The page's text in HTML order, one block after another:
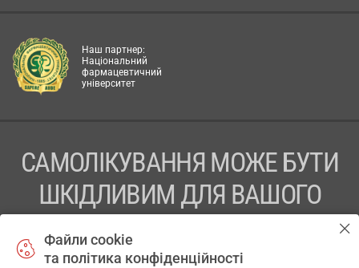
Наш партнер:
Національний
фармацевтичний
університет
САМОЛІКУВАННЯ МОЖЕ БУТИ
ШКІДЛИВИМ ДЛЯ ВАШОГО
ПЕРЕД ЗАСТОСУВАННЯМ ПРЕПАРАТУ ПРОКОНСУЛЬТУЙТЕСЬ
Файли cookie
та політика конфіденційності